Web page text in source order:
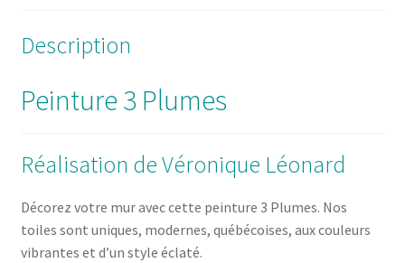
Description
Peinture 3 Plumes
Réalisation de Véronique Léonard
Décorez votre mur avec cette peinture 3 Plumes. Nos
toiles sont uniques, modernes, québécoises, aux couleurs
vibrantes et d’un style éclaté.